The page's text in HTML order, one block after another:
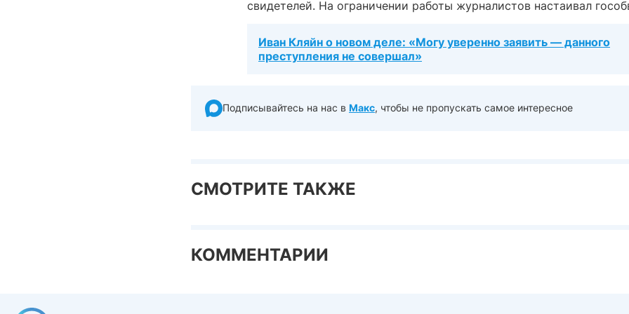
свидетелей. На ограничении работы журналистов настаивал
Иван Кляйн о новом деле: «Могу уверенно заявить — данного
преступления не совершал»
Подписывайтесь на нас в Макс, чтобы не пропускать самое интересное
СМОТРИТЕ ТАКЖЕ
КОММЕНТАРИИ